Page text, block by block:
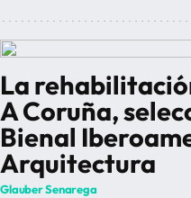
La
A Coruña,
Bienal
Arquitectura
Glauber Senarega